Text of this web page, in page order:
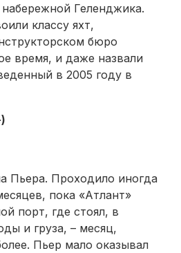
Геленджика.
классу яхт,
бюро
время, и даже назвали
в 2005 году в
Пьера. Проходило иногда
пока «Атлант»
порт, где стоял, в
и груза, – месяц,
Пьер мало оказывал